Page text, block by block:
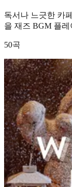
독서나 느긋한 카
을 재즈 BGM 플
50곡